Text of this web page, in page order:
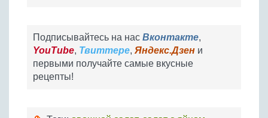
Подписывайтесь на нас Вконтакте,
YouTube, Твиттере, Яндекс.Дзен и
первыми получайте самые вкусные
рецепты!